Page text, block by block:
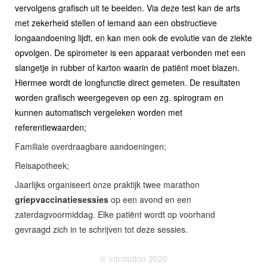
vervolgens grafisch uit te beelden. Via deze test kan de arts
met zekerheid stellen of iemand aan een obstructieve
longaandoening lijdt, en kan men ook de evolutie van de ziekte
opvolgen. De spirometer is een apparaat verbonden met een
slangetje in rubber of karton waarin de patiënt moet blazen.
Hiermee wordt de longfunctie direct gemeten. De resultaten
worden grafisch weergegeven op een zg. spirogram en
kunnen automatisch vergeleken worden met
referentiewaarden;
Familiale overdraagbare aandoeningen;
Reisapotheek;
Jaarlijks organiseert onze praktijk twee marathon
griepvaccinatiesessies op een avond en een
zaterdagvoormiddag. Elke patiënt wordt op voorhand
gevraagd zich in te schrijven tot deze sessies.
© Introlution 2026